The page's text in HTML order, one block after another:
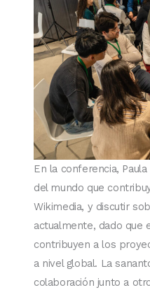
En la conferencia,
del mundo que
Wikimedia, y discutir
actualmente, dado que
contribuyen a los
a nivel global. La
colaboración junto a